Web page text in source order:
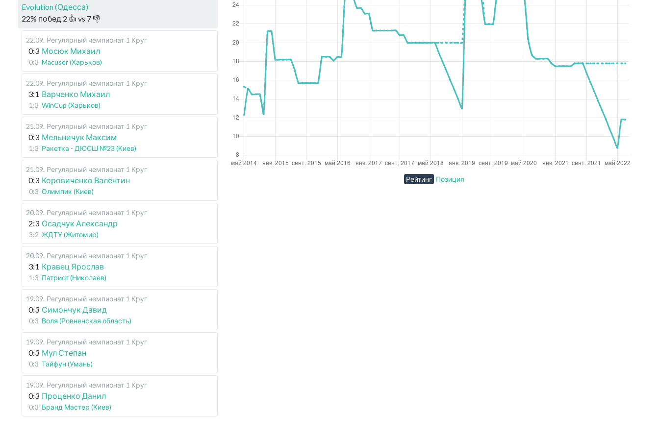
Evolution (Одесса)
22% побед 2 👍 vs 7👎
22.09. Регулярный чемпионат 1 Круг
0:3 Мосюк Михаил
0:3 Macuser (Харьков)
22.09. Регулярный чемпионат 1 Круг
3:1 Варченко Михаил
1:3 WinCup (Харьков)
21.09. Регулярный чемпионат 1 Круг
0:3 Мельничук Максим
1:3 Ракетка - ДЮСШ №23 (Киев)
21.09. Регулярный чемпионат 1 Круг
0:3 Коровиченко Валентин
0:3 Олимпик (Киев)
20.09. Регулярный чемпионат 1 Круг
2:3 Осадчук Александр
3:2 ЖДТУ (Житомир)
20.09. Регулярный чемпионат 1 Круг
3:1 Кравец Ярослав
1:3 Патриот (Николаев)
19.09. Регулярный чемпионат 1 Круг
0:3 Симончук Давид
0:3 Воля (Ровненская область)
19.09. Регулярный чемпионат 1 Круг
0:3 Мул Степан
0:3 Тайфун (Умань)
19.09. Регулярный чемпионат 1 Круг
0:3 Проценко Данил
0:3 Бранд Мастер (Киев)
Рейтинг Позиция